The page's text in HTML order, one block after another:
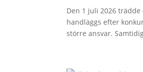
Den 1 juli 2026
handläggs efter
större ansvar.